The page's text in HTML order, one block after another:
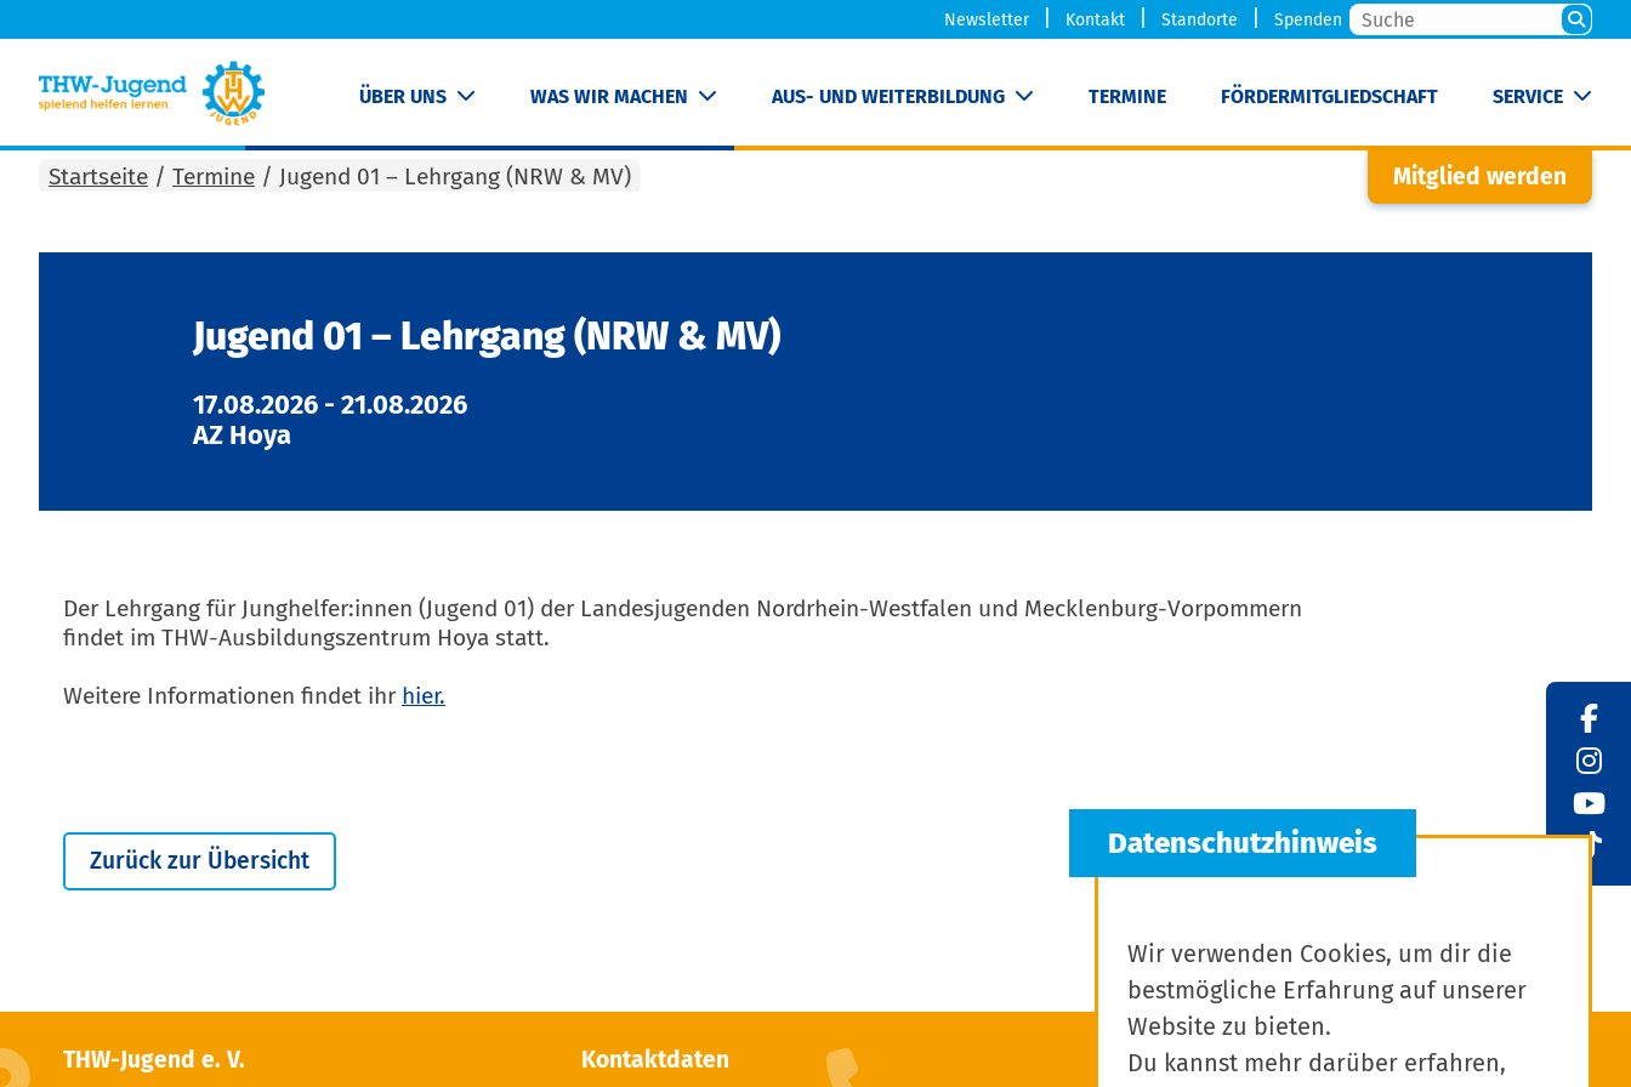
Newsletter Kontakt Standorte Spenden
ÜBER UNS WAS WIR MACHEN AUS- UND WEITERBILDUNG TERMINE FÖRDERMITGLIEDSCHAFT SERVICE
Mitglied werden
Startseite / Termine / Jugend 01 – Lehrgang (NRW & MV)
Jugend 01 – Lehrgang (NRW & MV)
17.08.2026 - 21.08.2026
AZ Hoya
Der Lehrgang für Junghelfer:innen (Jugend 01) der Landesjugenden Nordrhein-Westfalen und Mecklenburg-Vorpommern
findet im THW-Ausbildungszentrum Hoya statt.
Weitere Informationen findet ihr hier.
Zurück zur Übersicht
THW-Jugend e. V. Kontaktdaten
Wir verwenden Cookies, um dir die
bestmögliche Erfahrung auf unserer
Website zu bieten.
Du kannst mehr darüber erfahren,